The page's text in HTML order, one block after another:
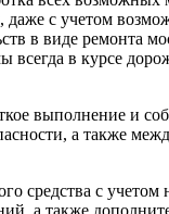
даже с учетом
в виде ремонта
всегда в курсе
выполнение и
а также
средства с учетом
а также